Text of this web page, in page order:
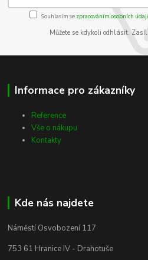
Souhlasím se zpracováním osobních
Můžete se kdykoli odhlásit.
Informace pro zákazníky
Reference
Vše o nákupu
Kontakty
Kde nás najdete
Náměstí Osvobození 117
753 61 Hranice IV - Drahotuše